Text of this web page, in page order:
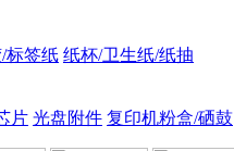
标签纸 纸杯/卫生纸/纸抽
片 光盘附件 复印机粉盒/硒鼓